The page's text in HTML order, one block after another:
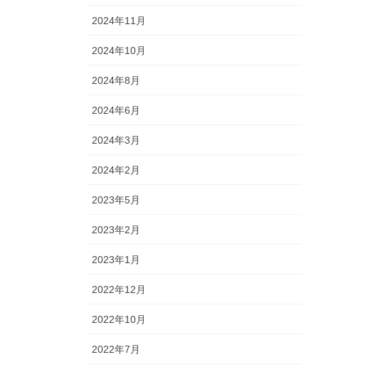
2024年11月
2024年10月
2024年8月
2024年6月
2024年3月
2024年2月
2023年5月
2023年2月
2023年1月
2022年12月
2022年10月
2022年7月